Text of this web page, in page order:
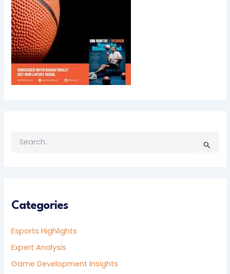
FCategories
Esports Highlights
Expert Analysis
Game Development Insights